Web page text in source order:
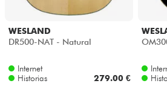
WESLAND
DR500-NAT - Natural
Internet
Historias
279.00 €